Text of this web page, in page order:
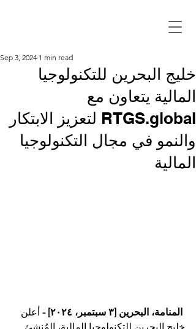
خليج البحرين للتكنولوجيا
المالية يتعاون مع
RTGS.global لتعزيز الابتكار
والنمو في مجال التكنولوجيا
المالية
Sep 3, 2024 1 min read
المنامة، البحرين [٣ سبتمبر، ٢٠٢٤] -
أعلن